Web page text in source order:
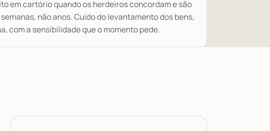
em cartório quando os herdeiros concordam e são
não anos. Cuido do levantamento dos bens,
com a sensibilidade que o momento pede.